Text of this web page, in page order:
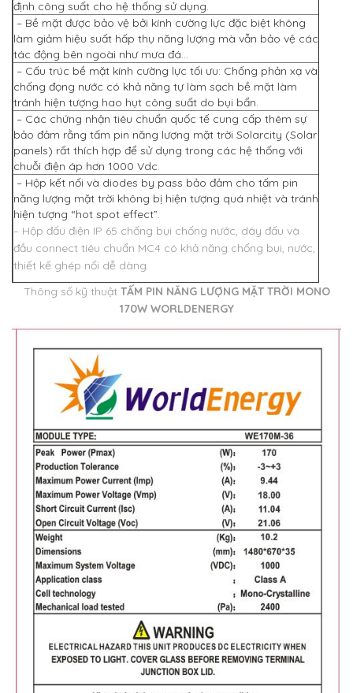
định công suất cho hệ thống sử dụng.
– Bề mặt được bảo vệ bởi kính cường lực đặc biệt không
làm giảm hiệu suất hấp thụ năng lượng mà vẫn bảo vệ các
tác động bên ngoài như mưa đá…
– Cấu trúc bề mặt kính cường lực tối ưu: Chống phản xạ và
chống đọng nước có khả năng tự làm sạch bề mặt làm
tránh hiện tượng hao hụt công suất do bụi bẩn.
– Các chứng nhận tiêu chuẩn quốc tế cung cấp thêm sự
bảo đảm rằng tấm pin năng lượng mặt trời Solarcity (Solar
panels) rất thích hợp để sử dụng trong các hệ thống với
chuỗi điện áp hơn 1000 Vdc.
– Hộp kết nối và diodes by pass bảo đảm cho tấm pin
năng lượng mặt trời không bị hiện tượng quá nhiệt và tránh
hiện tượng “hot spot effect”.
– Hộp đấu điện IP 65 chống bụi chống nước, dây đấu và
đầu connect tiêu chuẩn MC4 có khả năng chống bụi, nước,
thiết kế ghép nối dễ dàng.
Thông số kỹ thuật TẤM PIN NĂNG LƯỢNG MẶT TRỜI MONO
170W WORLDENERGY